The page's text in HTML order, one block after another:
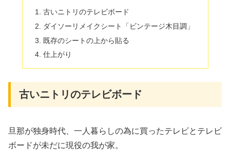
古いニトリのテレビボード
ダイソーリメイクシート「ビンテージ木目調」
既存のシートの上から貼る
仕上がり
古いニトリのテレビボード
旦那が独身時代、一人暮らしの為に買ったテレビとテレビ
ボードが未だに現役の我が家。